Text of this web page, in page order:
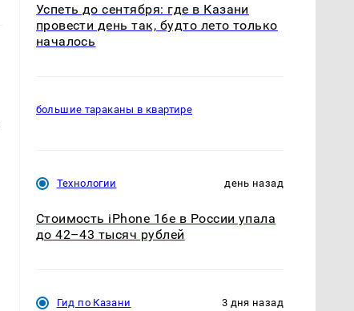
Успеть до сентября: где в Казани
провести день так, будто лето только
началось
большие тараканы в квартире
Технологии день назад
Стоимость iPhone 16e в России упала
до 42–43 тысяч рублей
Гид по Казани 3 дня назад